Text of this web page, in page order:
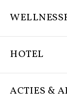
HOTEL
ACTIES &